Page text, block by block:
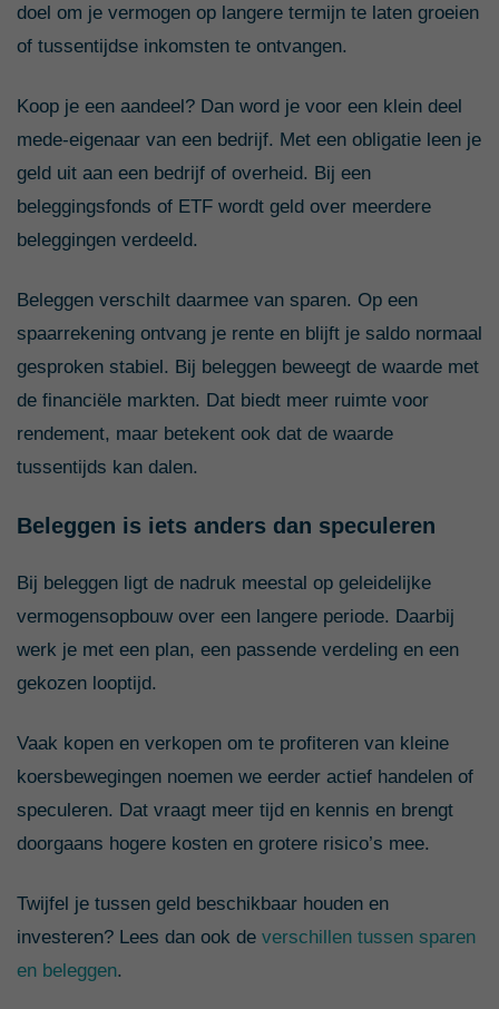
doel om je vermogen op langere termijn te laten groeien
of tussentijdse inkomsten te ontvangen.
Koop je een aandeel? Dan word je voor een klein deel
mede-eigenaar van een bedrijf. Met een obligatie leen je
geld uit aan een bedrijf of overheid. Bij een
beleggingsfonds of ETF wordt geld over meerdere
beleggingen verdeeld.
Beleggen verschilt daarmee van sparen. Op een
spaarrekening ontvang je rente en blijft je saldo normaal
gesproken stabiel. Bij beleggen beweegt de waarde met
de financiële markten. Dat biedt meer ruimte voor
rendement, maar betekent ook dat de waarde
tussentijds kan dalen.
Beleggen is iets anders dan speculeren
Bij beleggen ligt de nadruk meestal op geleidelijke
vermogensopbouw over een langere periode. Daarbij
werk je met een plan, een passende verdeling en een
gekozen looptijd.
Vaak kopen en verkopen om te profiteren van kleine
koersbewegingen noemen we eerder actief handelen of
speculeren. Dat vraagt meer tijd en kennis en brengt
doorgaans hogere kosten en grotere risico’s mee.
Twijfel je tussen geld beschikbaar houden en
investeren? Lees dan ook de verschillen tussen sparen
en beleggen.